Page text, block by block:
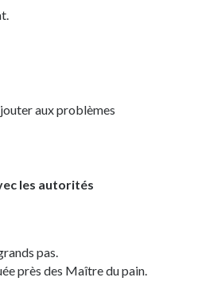
aux problèmes
les autorités
pas.
près des Maître du pain.